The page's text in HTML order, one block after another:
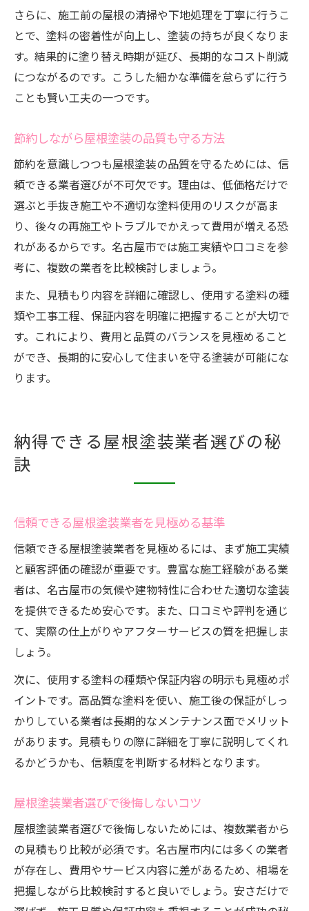
さらに、施工前の屋根の清掃や下地処理を丁寧に行うこ
とで、塗料の密着性が向上し、塗装の持ちが良くなりま
す。結果的に塗り替え時期が延び、長期的なコスト削減
につながるのです。こうした細かな準備を怠らずに行う
ことも賢い工夫の一つです。
節約しながら屋根塗装の品質も守る方法
節約を意識しつつも屋根塗装の品質を守るためには、信
頼できる業者選びが不可欠です。理由は、低価格だけで
選ぶと手抜き施工や不適切な塗料使用のリスクが高ま
り、後々の再施工やトラブルでかえって費用が増える恐
れがあるからです。名古屋市では施工実績や口コミを参
考に、複数の業者を比較検討しましょう。
また、見積もり内容を詳細に確認し、使用する塗料の種
類や工事工程、保証内容を明確に把握することが大切で
す。これにより、費用と品質のバランスを見極めること
ができ、長期的に安心して住まいを守る塗装が可能にな
ります。
納得できる屋根塗装業者選びの秘
訣
信頼できる屋根塗装業者を見極める基準
信頼できる屋根塗装業者を見極めるには、まず施工実績
と顧客評価の確認が重要です。豊富な施工経験がある業
者は、名古屋市の気候や建物特性に合わせた適切な塗装
を提供できるため安心です。また、口コミや評判を通じ
て、実際の仕上がりやアフターサービスの質を把握しま
しょう。
次に、使用する塗料の種類や保証内容の明示も見極めポ
イントです。高品質な塗料を使い、施工後の保証がしっ
かりしている業者は長期的なメンテナンス面でメリット
があります。見積もりの際に詳細を丁寧に説明してくれ
るかどうかも、信頼度を判断する材料となります。
屋根塗装業者選びで後悔しないコツ
屋根塗装業者選びで後悔しないためには、複数業者から
の見積もり比較が必須です。名古屋市内には多くの業者
が存在し、費用やサービス内容に差があるため、相場を
把握しながら比較検討すると良いでしょう。安さだけで